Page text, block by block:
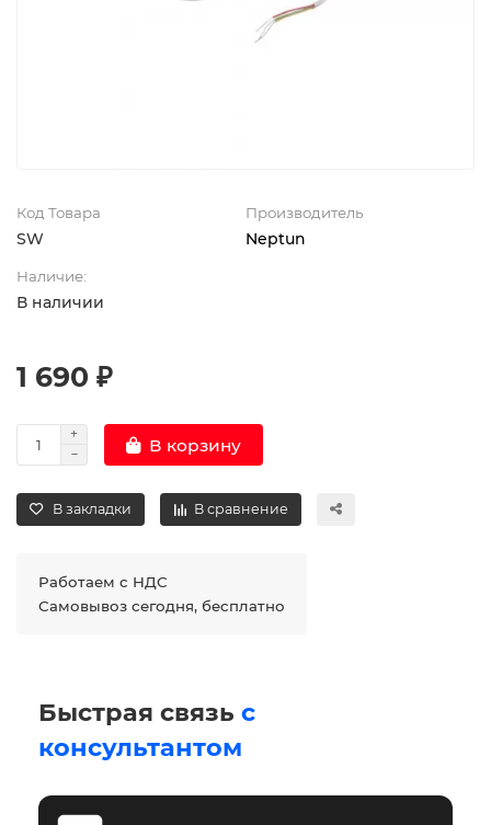
Код Товара
SW
Производитель
Neptun
Наличие:
В наличии
1 690 ₽
В корзину
В закладки В сравнение
Работаем с НДС
Самовывоз сегодня, бесплатно
Быстрая связь с
консультантом